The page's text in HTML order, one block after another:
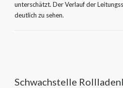
unterschätzt. Der Verlauf der
deutlich zu sehen.
Schwachstelle